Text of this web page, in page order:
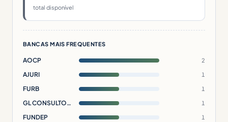
total disponível
BANCAS MAIS FREQUENTES
AOCP 2
AJURI 1
FURB 1
GL CONSULTORIA 1
FUNDEP 1